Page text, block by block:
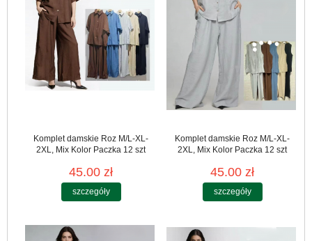
Komplet damskie Roz M/L-XL-
2XL, Mix Kolor Paczka 12 szt
45.00 zł
szczegóły
Komplet damskie Roz M/L-XL-
2XL, Mix Kolor Paczka 12 szt
45.00 zł
szczegóły